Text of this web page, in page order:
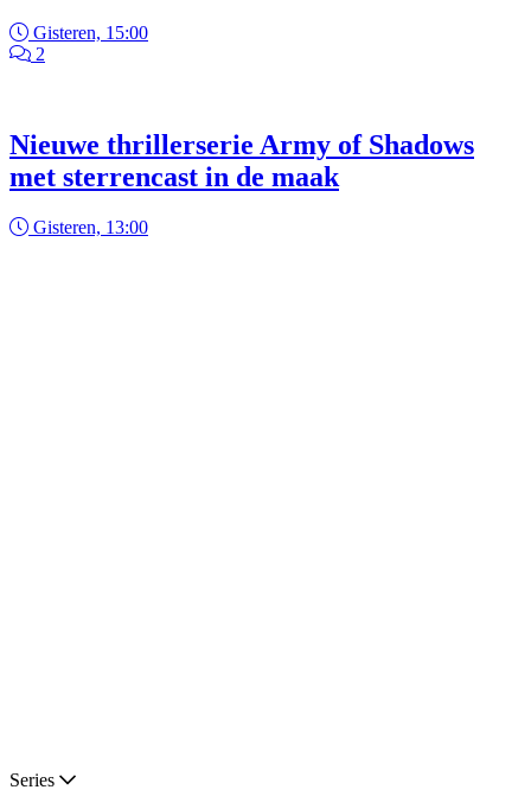
Gisteren, 15:00
2
Nieuwe thrillerserie Army of Shadows
met sterrencast in de maak
Gisteren, 13:00
Series